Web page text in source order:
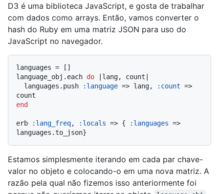
D3 é uma biblioteca JavaScript, e gosta de trabalhar
com dados como arrays. Então, vamos converter o
hash do Ruby em uma matriz JSON para uso do
JavaScript no navegador.
languages = []
language_obj.each do | lang, count |
  languages.push
:language => lang, :count =>
end
erb :lang_freq, :locals => { :languages =>
Estamos simplesmente iterando em cada par chave-
valor no objeto e colocando-o em uma nova matriz. A
razão pela qual não fizemos isso anteriormente foi